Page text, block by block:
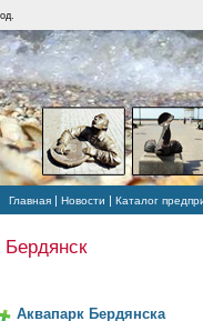
Главная | Новости | Каталог
Бердянск
Аквапарк Бердянска